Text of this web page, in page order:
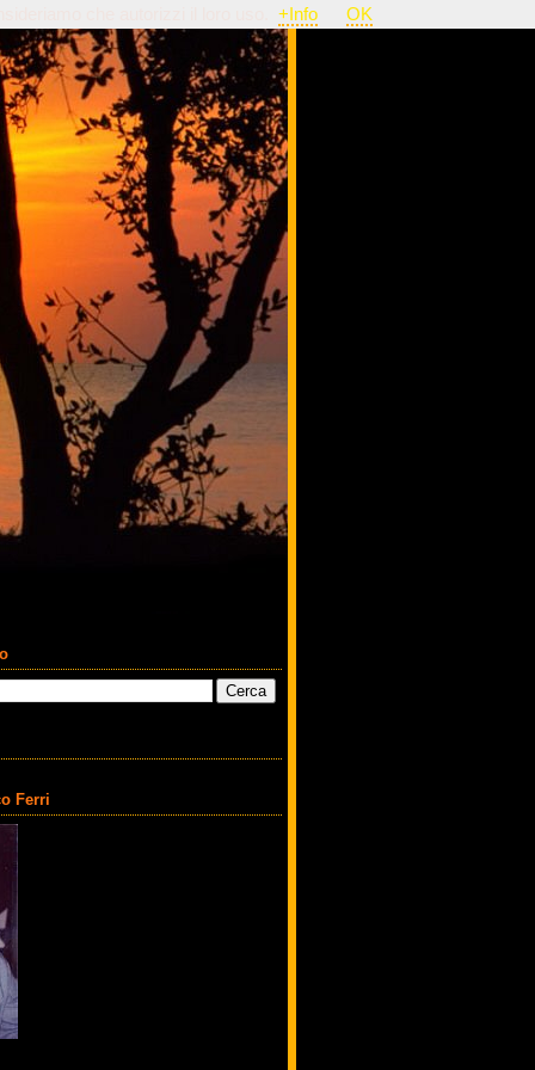
Ferri
+Info OK